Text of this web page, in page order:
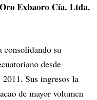
Exbaoro Cía. Ltda.
consolidando su
desde
Sus ingresos la
de mayor volumen